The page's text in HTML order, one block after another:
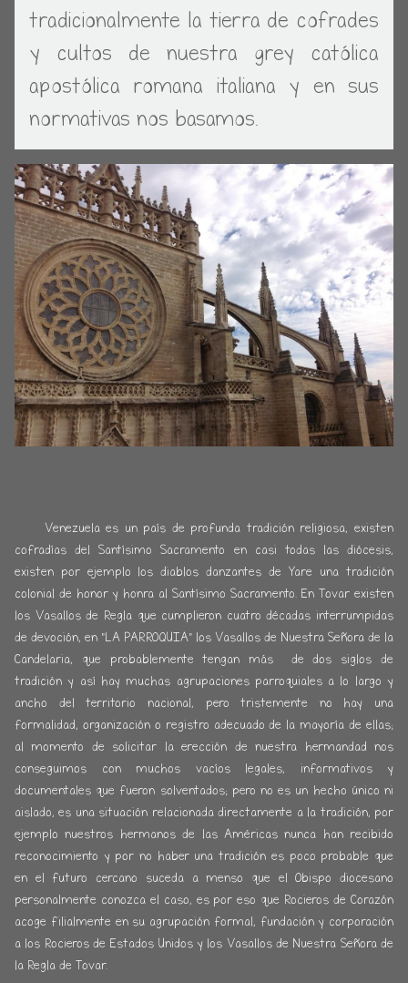
tradicionalmente la tierra de cofrades
y cultos de nuestra grey católica
apostólica romana italiana y en sus
normativas nos basamos.
Venezuela es un país de profunda tradición religiosa, existen
cofradías del Santísimo Sacramento en casi todas las diócesis,
existen por ejemplo los diablos danzantes de Yare una tradición
colonial de honor y honra al Santísimo Sacramento. En Tovar existen
los Vasallos de Regla que cumplieron cuatro décadas interrumpidas
de devoción, en "LA PARROQUIA" los Vasallos de Nuestra Señora de la
Candelaria, que probablemente tengan más de dos siglos de
tradición y así hay muchas agrupaciones parroquiales a lo largo y
ancho del territorio nacional, pero tristemente no hay una
formalidad, organización o registro adecuado de la mayoría de ellas;
al momento de solicitar la erección de nuestra hermandad nos
conseguimos con muchos vacíos legales, informativos y
documentales que fueron solventados; pero no es un hecho único ni
aislado, es una situación relacionada directamente a la tradición, por
ejemplo nuestros hermanos de las Américas nunca han recibido
reconocimiento y por no haber una tradición es poco probable que
en el futuro cercano suceda a menso que el Obispo diocesano
personalmente conozca el caso, es por eso que Rocieros de Corazón
acoge filialmente en su agrupación formal, fundación y corporación
a los Rocieros de Estados Unidos y los Vasallos de Nuestra Señora de
la Regla de Tovar.